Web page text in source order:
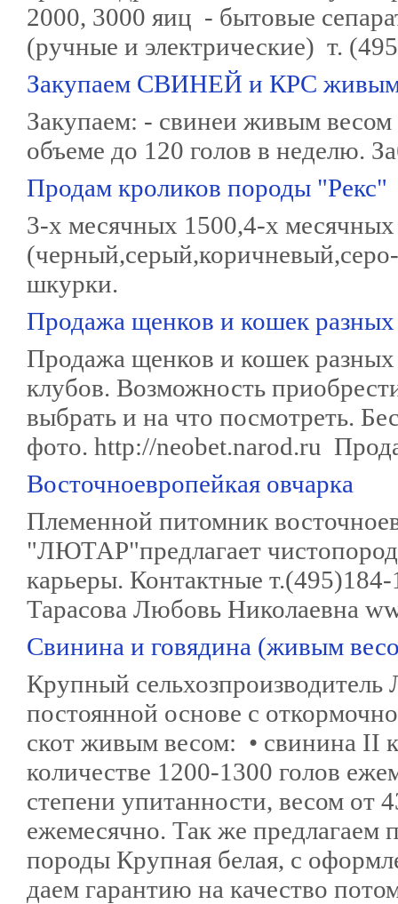
2000, 3000 яиц - бытовые
(ручные и электрические) т.
Закупаем СВИНЕЙ и КРС
Закупаем: - свинеи живым
объеме до 120 голов в неделю.
Продам кроликов породы "Рекс"
3-х месячных 1500,4-х месячных
шкурки.
Продажа щенков и кошек
Продажа щенков и кошек
клубов. Возможность
выбрать и на что посмотреть.
фото. http://neobet.narod.ru
Восточноевропейкая овчарка
Племенной питомник
"ЛЮТАР"предлагает
карьеры. Контактные
Тарасова Любовь Николаевна
Свинина и говядина (живым
Крупный сельхозпроизводитель
постоянной основе с
скот живым весом: • свинина II
количестве 1200-1300 голов
степени упитанности, весом от
ежемесячно. Так же предлагаем
породы Крупная белая, с
даем гарантию на качество